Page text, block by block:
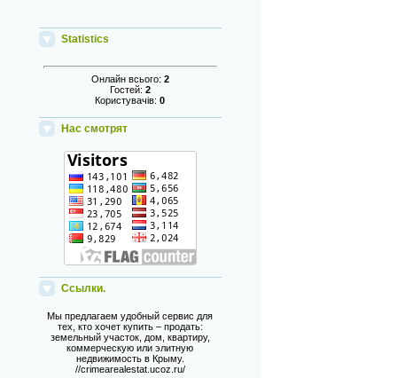
Statistics
Онлайн всього: 2
Гостей: 2
Користувачів:0
Нас смотрят
Ссылки.
Мы предлагаем удобный сервис для
тех, кто хочет купить – продать:
земельный участок, дом, квартиру,
коммерческую или элитную
недвижимость в Крыму.
//crimearealestat.ucoz.ru/